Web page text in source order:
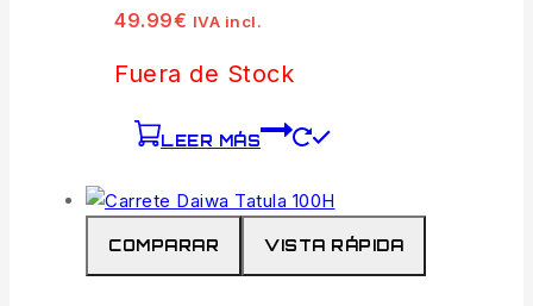
49.99€ IVA incl.
Fuera de Stock
LEER MÁS
COMPARAR VISTA RÁPIDA